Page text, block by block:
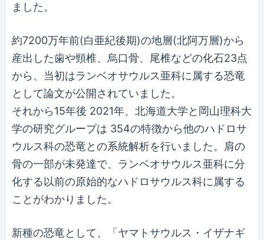
ました。
約7200万年前(白亜紀後期)の地層(北阿万層)から
産出した歯や頸椎、烏口骨、尾椎などの化石23点
から、当初はランベオサウルス亜科に属する恐竜
として論文が公開されていました。
それから15年後 2021年、北海道大学と岡山理科大
学の研究グループは 354の特徴から他のハドロサ
ウルス科の恐竜との系統解析を行いました。肩の
骨の一部が未発達で、ランベオサウルス亜科に分
化する以前の原始的なハドロサウルス科に属する
ことがわかりました。
新種の恐竜として、「ヤマトサウルス・イザナギ